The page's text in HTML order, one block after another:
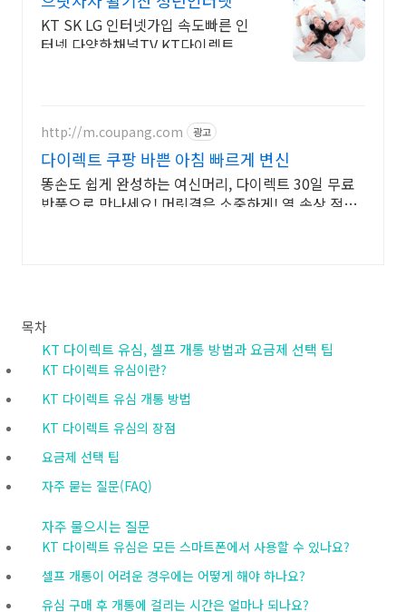
KT SK LG 인터넷가입 속도빠른 인
터넷 다양한채널TV KT다이렉트
http://m.coupang.com 광고
다이렉트 쿠팡 바쁜 아침 빠르게 변신
똥손도 쉽게 완성하는 여신머리, 다이렉트 30일 무료
반품으로 만나세요! 머릿결은 소중하게! 열 손상 적은
목차
KT 다이렉트 유심, 셀프 개통 방법과 요금제 선택 팁
KT 다이렉트 유심이란?
KT 다이렉트 유심 개통 방법
KT 다이렉트 유심의 장점
요금제 선택 팁
자주 묻는 질문(FAQ)
자주 물으시는 질문
KT 다이렉트 유심은 모든 스마트폰에서 사용할 수 있나요?
셀프 개통이 어려운 경우에는 어떻게 해야 하나요?
유심 구매 후 개통에 걸리는 시간은 얼마나 되나요?